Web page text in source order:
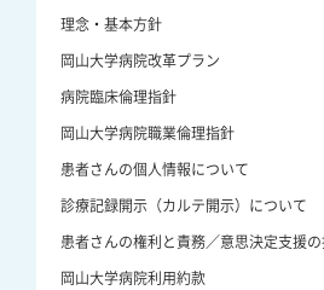
理念・基本方針
岡山大学病院改革プラン
病院臨床倫理指針
岡山大学病院職業倫理指針
患者さんの個人情報について
診療記録開示（カルテ開示）について
患者さんの権利と責務／意思決定支援
岡山大学病院利用約款